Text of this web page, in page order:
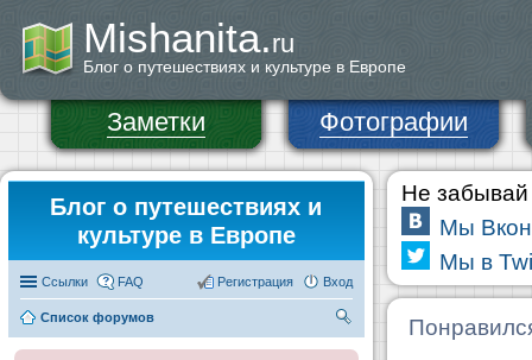
Mishanita.ru
Блог о путешествиях и культуре в Европе
Заметки Фотографии
Блог о путешествиях и
культуре в Европе
Ссылки FAQ Вход
Регистрация
Список форумов
Не забывай
Мы
Мы в